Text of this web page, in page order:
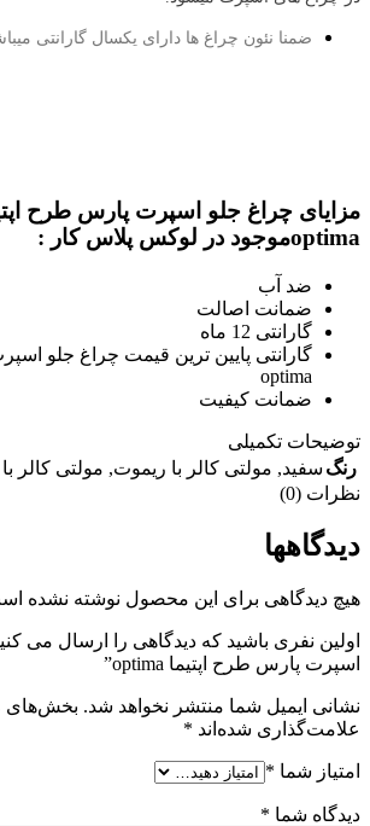
ضمنا نئون چراغ ها دارای یکسال گارانتی
مزایای چراغ جلو اسپرت پارس طرح
optimaموجود در لوکس پلاس کار :
ضد آب
ضمانت اصالت
گارانتی 12 ماه
گارانتی پایین ترین قیمت چراغ جلو
optima
ضمانت کیفیت
توضیحات تکمیلی
رنگ سفید, مولتی کالر با ریموت, مولتی کالر
نظرات (0)
دیدگاهها
هیچ دیدگاهی برای این محصول نوشته نشده
اولین نفری باشید که دیدگاهی را ارسال می
اسپرت پارس طرح اپتیما optima”
نشانی ایمیل شما منتشر نخواهد شد. بخش‌های
علامت‌گذاری شده‌اند *
امتیاز شما *
دیدگاه شما *